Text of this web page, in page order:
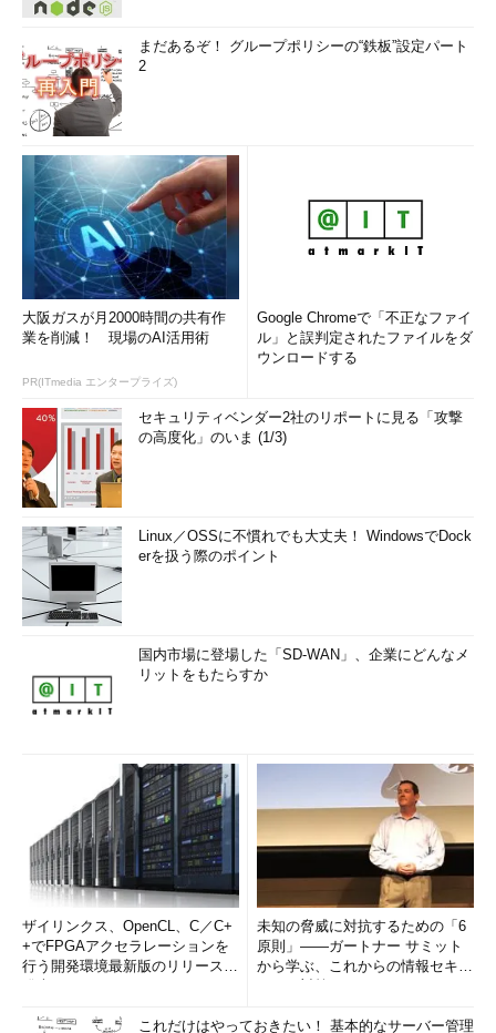
まだあるぞ！ グループポリシーの“鉄板”設定パート
2
大阪ガスが月2000時間の共有作
業を削減！ 現場のAI活用術
PR(ITmedia エンタープライズ)
Google Chromeで「不正なファイ
ル」と誤判定されたファイルをダ
ウンロードする
セキュリティベンダー2社のリポートに見る「攻撃
の高度化」のいま (1/3)
Linux／OSSに不慣れでも大丈夫！ WindowsでDock
erを扱う際のポイント
国内市場に登場した「SD-WAN」、企業にどんなメ
リットをもたらすか
ザイリンクス、OpenCL、C／C+
+でFPGAアクセラレーションを
行う開発環境最新版のリリースを
未知の脅威に対抗するための「6
原則」――ガートナー サミット
から学ぶ、これからの情報セキュ
これだけはやっておきたい！ 基本的なサーバー管理